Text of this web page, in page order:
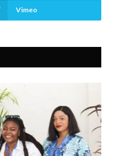
Vimeo